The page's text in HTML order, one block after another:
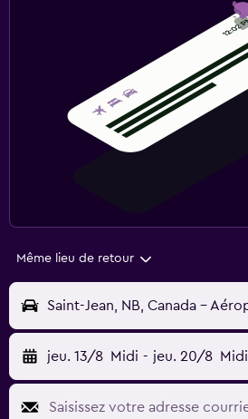
Même lieu de retour
jeu. 13/8 Midi - jeu. 20/8 Midi